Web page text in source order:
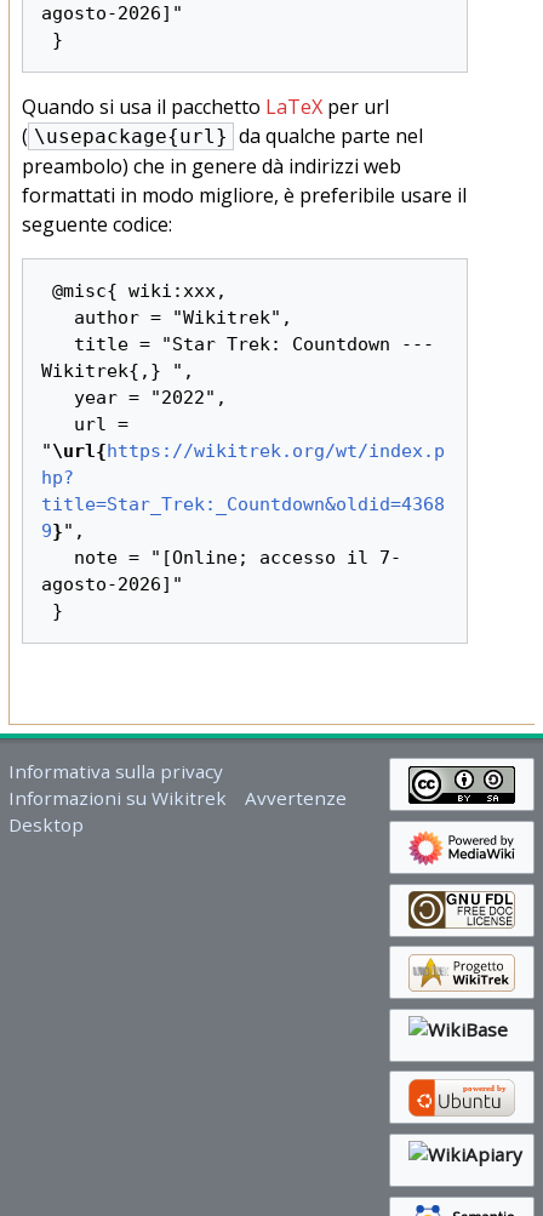
agosto-2026]"
Quando si usa il pacchetto LaTeXper url
( \usepackage{url} da qualche parte nel
preambolo) che in genere dà indirizzi web
formattati in modo migliore, è preferibile usare il
seguente codice:
@misc{ wiki:xxx,
Wikitrek{,} ",
"\url{https://wikitrek.org/wt/index.p
hp?
title=Star_Trek:_Countdown&oldid=4368
9}",
agosto-2026]"
Informativa sulla privacy
Informazioni su Wikitrek
Avvertenze
Desktop